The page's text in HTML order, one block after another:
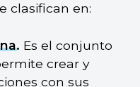
clasifican en:
. Es el conjunto
crear y
con sus